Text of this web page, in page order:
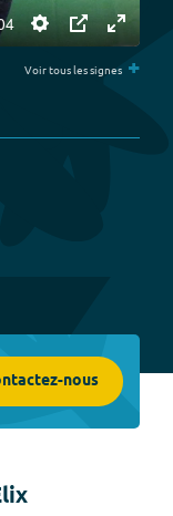
Settings
PIP
Enter
Voir tous les signes +
nous